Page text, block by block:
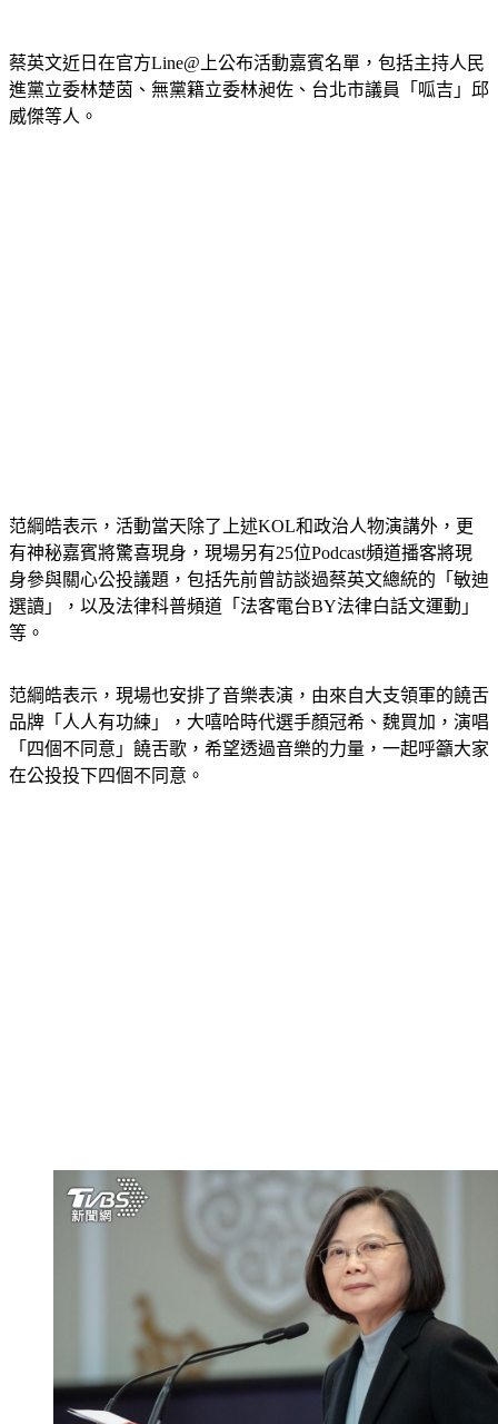
蔡英文近日在官方Line@上公布活動嘉賓名單，包括主持人民
進黨立委林楚茵、無黨籍立委林昶佐、台北市議員「呱吉」邱
威傑等人。
范綱皓表示，活動當天除了上述KOL和政治人物演講外，更
有神秘嘉賓將驚喜現身，現場另有25位Podcast頻道播客將現
身參與關心公投議題，包括先前曾訪談過蔡英文總統的「敏迪
選讀」，以及法律科普頻道「法客電台BY法律白話文運動」
等。
范綱皓表示，現場也安排了音樂表演，由來自大支領軍的饒舌
品牌「人人有功練」，大嘻哈時代選手顏冠希、魏買加，演唱
「四個不同意」饒舌歌，希望透過音樂的力量，一起呼籲大家
在公投投下四個不同意。